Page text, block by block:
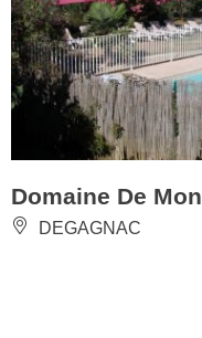
Domaine De
DEGAGNAC